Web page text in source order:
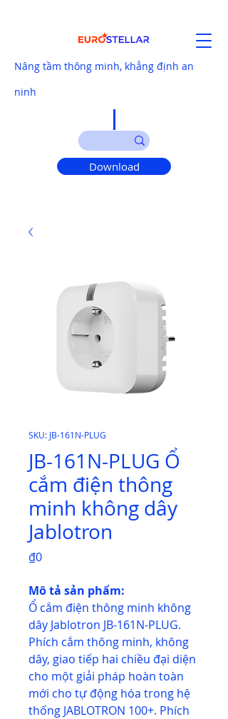
Nâng tầm thông minh, khẳng định an
ninh
Download
SKU: JB-161N-PLUG
JB-161N-PLUG Ổ
cắm điện thông
minh không dây
Jablotron
₫0Price
Mô tả sản phẩm:
Ổ cắm điện thông minh không
dây Jablotron JB-161N-PLUG.
Phích cắm thông minh, không
dây, giao tiếp hai chiều đại diện
cho một giải pháp hoàn toàn
mới cho tự động hóa trong hệ
thống JABLOTRON 100+. Phích